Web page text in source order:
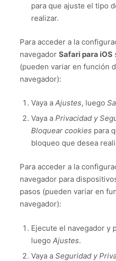
para que ajuste el tipo
realizar.
Para acceder a la
navegador Safari para iOS
(pueden variar en función
navegador):
Vaya a Ajustes, luego
Vaya a Privacidad y
Bloquear cookies para
bloqueo que desea
Para acceder a la
navegador para
pasos (pueden variar en
navegador):
Ejecute el navegador y
luego Ajustes.
Vaya a Seguridad y